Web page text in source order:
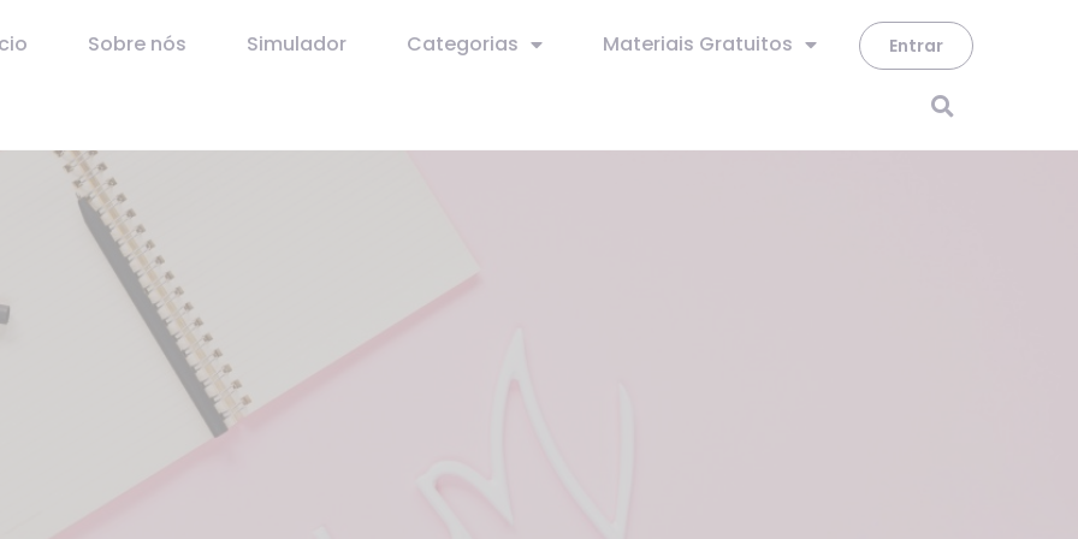
Sobre nós Simulador Categorias Materiais Gratuitos Entrar